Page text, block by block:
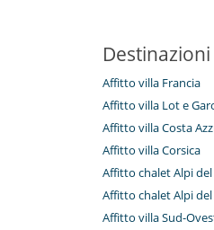
Affitto villa Francia
Affitto villa Lot e
Affitto villa Costa
Affitto villa Corsica
Affitto chalet Alpi
Affitto chalet Alpi del
Affitto villa Sud-